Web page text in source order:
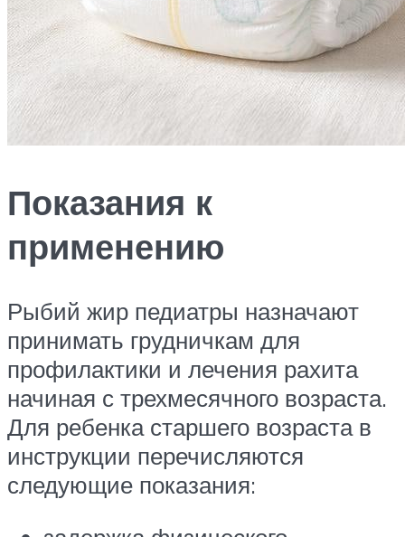
Показания к
применению
Рыбий жир педиатры назначают
принимать грудничкам для
профилактики и лечения рахита
начиная с трехмесячного возраста.
Для ребенка старшего возраста в
инструкции перечисляются
следующие показания: